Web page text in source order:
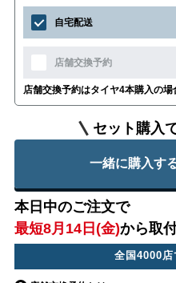
自宅配送
店舗交換予約
店舗交換予約はタイヤ4本購入の場
セット購入
一緒に購入す
本日中のご注文で
最短8月14日(金)から取
全国4000店